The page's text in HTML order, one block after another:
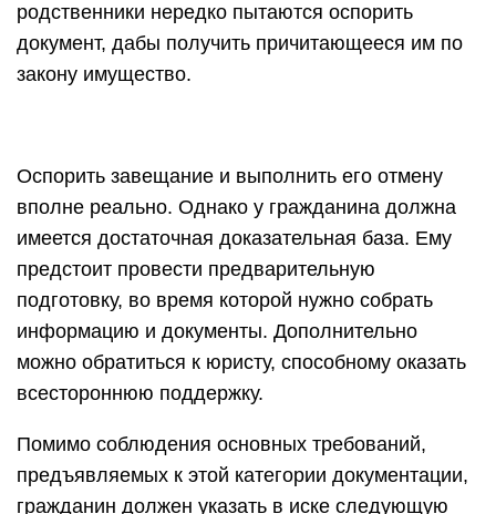
родственники нередко пытаются оспорить
документ, дабы получить причитающееся им по
закону имущество.
Оспорить завещание и выполнить его отмену
вполне реально. Однако у гражданина должна
имеется достаточная доказательная база. Ему
предстоит провести предварительную
подготовку, во время которой нужно собрать
информацию и документы. Дополнительно
можно обратиться к юристу, способному оказать
всестороннюю поддержку.
Помимо соблюдения основных требований,
предъявляемых к этой категории документации,
гражданин должен указать в иске следующую